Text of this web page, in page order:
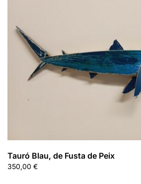
Tauró Blau, de Fusta de Peix
350,00 €